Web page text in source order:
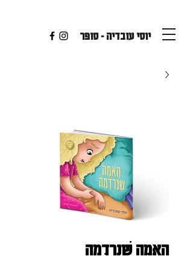
יוסי עובדיה - סופר
הָאַמָּה שֶׁנִּרְדְּמָה